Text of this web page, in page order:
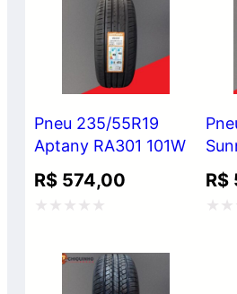
Pneu 235/55R19
Aptany RA301 101W
R$ 574,00 R$